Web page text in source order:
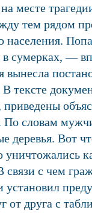
месте
тем рядом
населения.
сумерках, —
тексте
По словам
Вот
уничтожались
с чем
от друга с